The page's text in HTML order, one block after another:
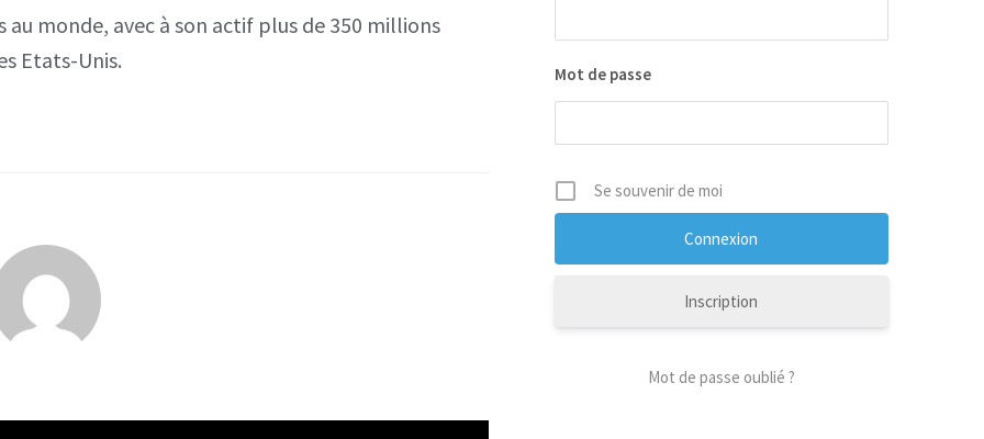
monde, avec à son actif plus de 350 millions
Etats-Unis.
Mot de passe
Se souvenir de moi
Inscription
Mot de passe oublié ?